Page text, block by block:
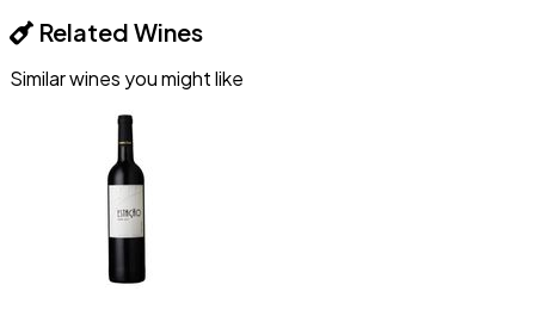
Related Wines
Similar wines you might like